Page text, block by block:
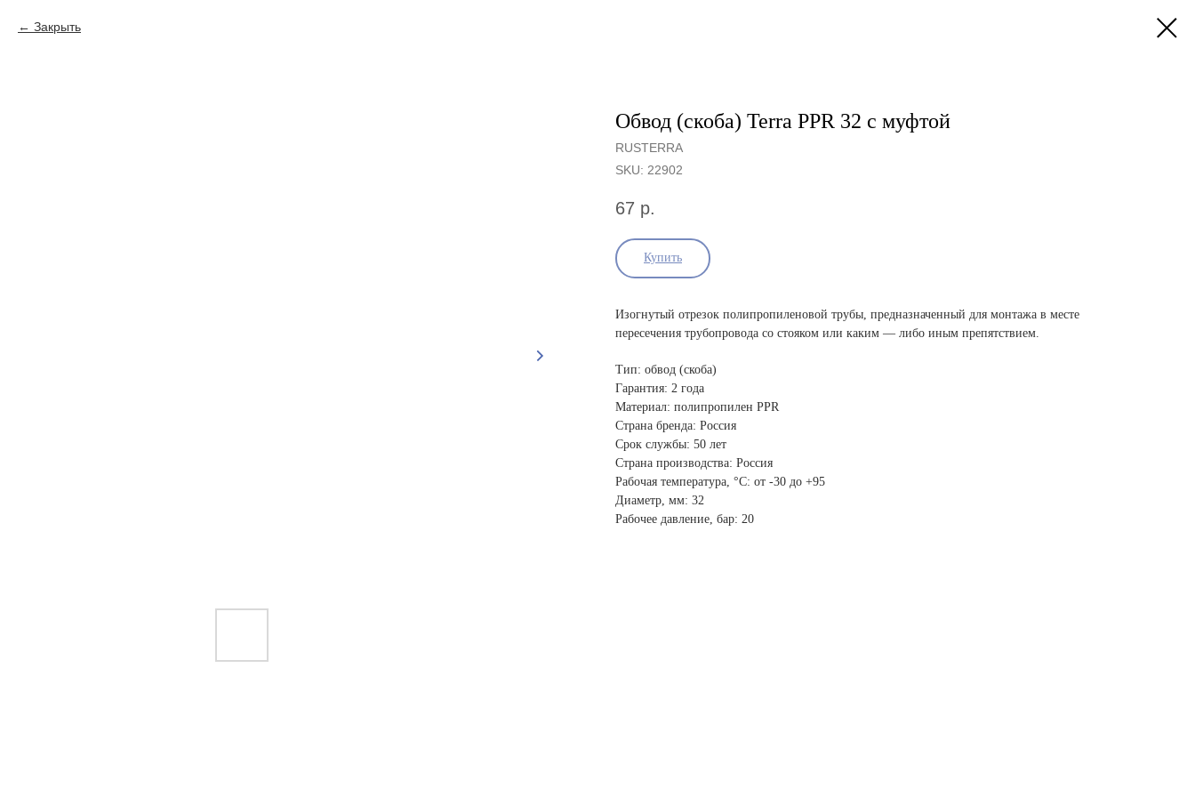
Закрыть
Обвод (скоба) Terra PPR 32 с муфтой
RUSTERRA
SKU: 22902
67 р.
Купить
Изогнутый отрезок полипропиленовой трубы, предназначенный для монтажа в месте
пересечения трубопровода со стояком или каким — либо иным препятствием.
Тип: обвод (скоба)
Гарантия: 2 года
Материал: полипропилен PPR
Страна бренда: Россия
Срок службы: 50 лет
Страна производства: Россия
Рабочая температура, °С: от -30 до +95
Диаметр, мм: 32
Рабочее давление, бар: 20